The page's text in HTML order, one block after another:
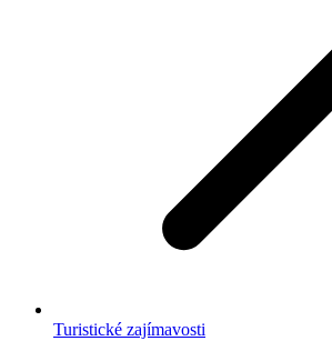
Turistické zajímavosti